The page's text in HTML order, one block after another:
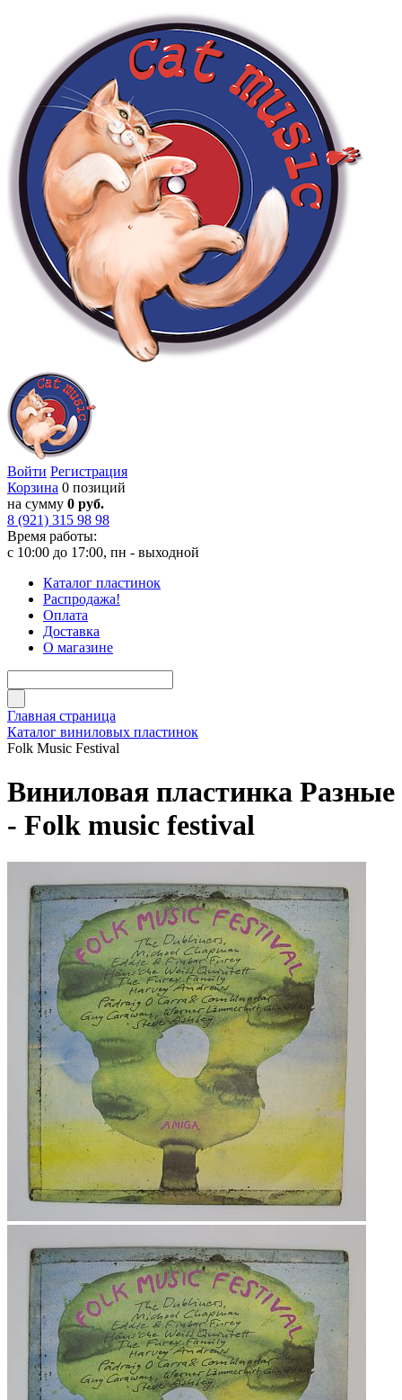
Войти Регистрация
Корзина 0 позиций
на сумму 0 руб.
8 (921) 315 98 98
Время работы:
с 10:00 до 17:00, пн - выходной
Каталог пластинок
Распродажа!
Оплата
Доставка
О магазине
Главная страница
Каталог виниловых пластинок
Folk Music Festival
Виниловая пластинка Разные
- Folk music festival